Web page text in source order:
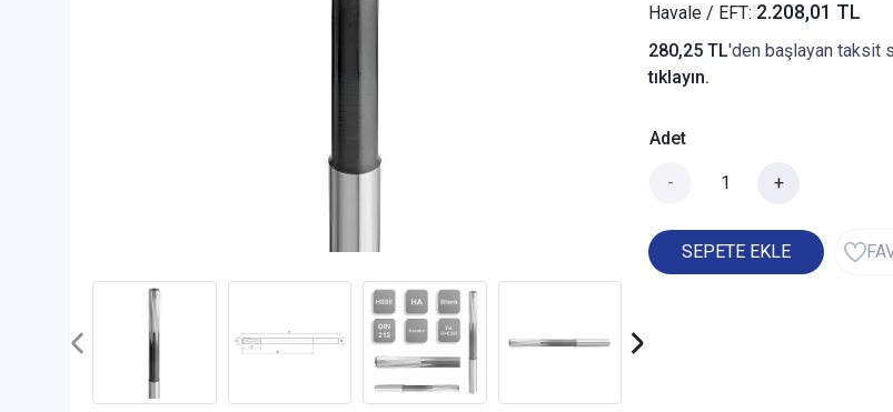
Havale / EFT: 2.208,01 TL
280,25 TL'den başlayan taksit
tıklayın.
Adet
- +
SEPETE EKLE